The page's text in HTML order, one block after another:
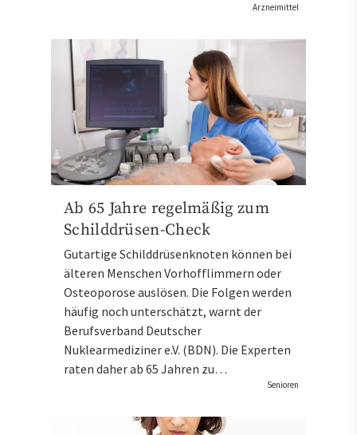
Arzneimittel
Ab 65 Jahre regelmäßig zum
Schilddrüsen-Check
Gutartige Schilddrüsenknoten können bei
älteren Menschen Vorhofflimmern oder
Osteoporose auslösen. Die Folgen werden
häufig noch unterschätzt, warnt der
Berufsverband Deutscher
Nuklearmediziner e.V. (BDN). Die Experten
raten daher ab 65 Jahren zu…
Senioren